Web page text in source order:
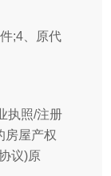
;4、原代
执照/注册
房屋产权
议)原